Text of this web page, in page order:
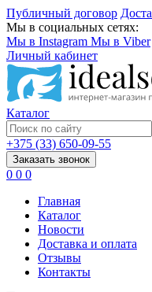
Публичный договор
Мы в социальных сетях:
Мы в Instagram Мы в Viber
Личный кабинет
Каталог
+375 (33) 650-09-55
Заказать звонок
0 0 0
Главная
Каталог
Новости
Доставка и оплата
Отзывы
Контакты